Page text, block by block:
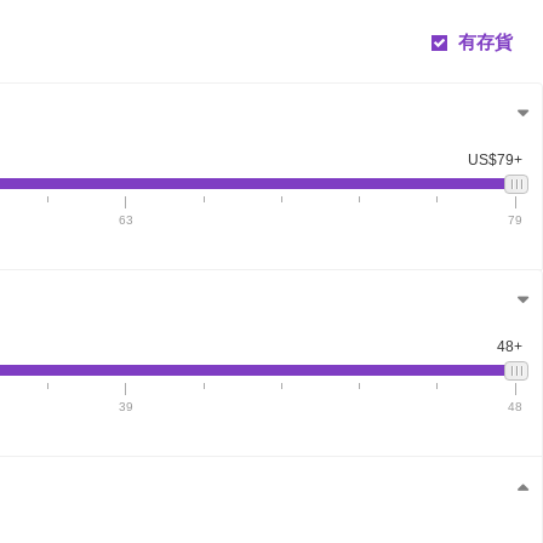
有存貨
US$79+
63 79
48+
39 48